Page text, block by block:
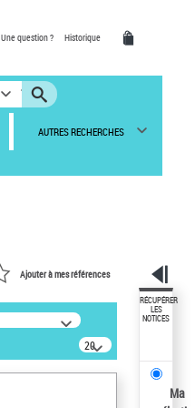
Une question ? Historique
AUTRES RECHERCHES
Ajouter à mes références
20
résultats/page
RÉCUPÉRER
LES
NOTICES
Ma